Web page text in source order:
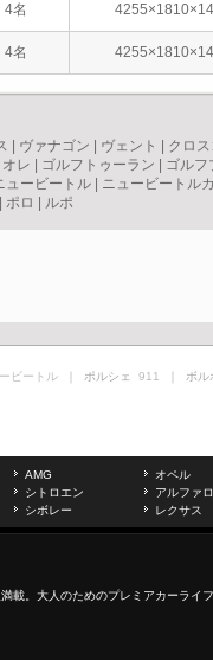
4名
4名
ヴァナゴン ヴェント クロ
レ ゴルフトゥーラン ゴルフ
ュービートル ニュービートル
ポロ ルポ
ビートル ｜ ポルシェ 911 ｜ ボル
AMG
オペル
シトロエン
アルファ
シボレー レクサス
満載。大人のためのプレミアカーラ